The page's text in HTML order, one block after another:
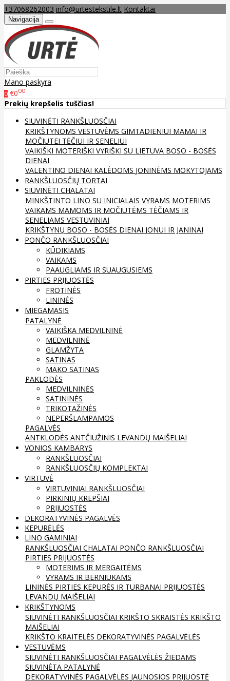
+37068262003 info@urtestekstile.lt Kontaktai
Navigacija
Mano paskyra
0 €000
Prekių krepšelis tuščias!
SIUVINĖTI RANKŠLUOSČIAI
KRIKŠTYNOMS VESTUVĖMS GIMTADIENIUI MAMAI IR
MOČIUTEI TĖČIUI IR SENELIUI
VAIKIŠKI MOTERIŠKI VYRIŠKI SU LIETUVA BOSO - BOSĖS
DIENAI
VALENTINO DIENAI KALĖDOMS JONINĖMS MOKYTOJAMS
RANKŠLUOSČIŲ TORTAI
SIUVINĖTI CHALATAI
MINKŠTINTO LINO SU INICIALAIS VYRAMS MOTERIMS
VAIKAMS MAMOMS IR MOČIUTĖMS TĖČIAMS IR
SENELIAMS VESTUVINIAI
KRIKŠTYNŲ BOSO - BOSĖS DIENAI JONUI IR JANINAI
PONČO RANKŠLUOSČIAI
KŪDIKIAMS
VAIKAMS
PAAUGLIAMS IR SUAUGUSIEMS
PIRTIES PRIJUOSTĖS
FROTINĖS
LININĖS
MIEGAMASIS
PATALYNĖ
VAIKIŠKA MEDVILNINĖ
MEDVILNINĖ
GLAMŽYTA
SATINAS
MAKO SATINAS
PAKLODĖS
MEDVILNINĖS
SATININĖS
TRIKOTAŽINĖS
NEPERŠLAMPAMOS
PAGALVĖS
ANTKLODĖS ANTČIUŽINIS LEVANDŲ MAIŠELIAI
VONIOS KAMBARYS
RANKŠLUOSČIAI
RANKŠLUOSČIŲ KOMPLEKTAI
VIRTUVĖ
VIRTUVINIAI RANKŠLUOSČIAI
PIRKINIŲ KREPŠIAI
PRIJUOSTĖS
DEKORATYVINĖS PAGALVĖS
KEPURĖLĖS
LINO GAMINIAI
RANKŠLUOSČIAI CHALATAI PONČO RANKŠLUOSČIAI
PIRTIES PRIJUOSTĖS
MOTERIMS IR MERGAITĖMS
VYRAMS IR BERNIUKAMS
LININĖS PIRTIES KEPURĖS IR TURBANAI PRIJUOSTĖS
LEVANDŲ MAIŠELIAI
KRIKŠTYNOMS
SIUVINĖTI RANKŠLUOSČIAI KRIKŠTO SKRAISTĖS KRIKŠTO
MAIŠELIAI
KRIKŠTO KRAITELĖS DEKORATYVINĖS PAGALVĖLĖS
VESTUVĖMS
SIUVINĖTI RANKŠLUOSČIAI PAGALVĖLĖS ŽIEDAMS
SIUVINĖTA PATALYNĖ
DEKORATYVINĖS PAGALVĖLĖS JAUNOSIOS PRIJUOSTĖ